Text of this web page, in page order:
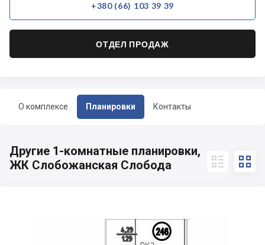
О комплексе Планировки Контакты
+380 (66) 103 39 39
ОТДЕЛ ПРОДАЖ
Другие 1-комнатные планировки,
ЖК Слобожанская Слобода
 